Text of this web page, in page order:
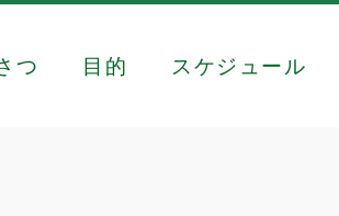
つ 目的 スケジュール